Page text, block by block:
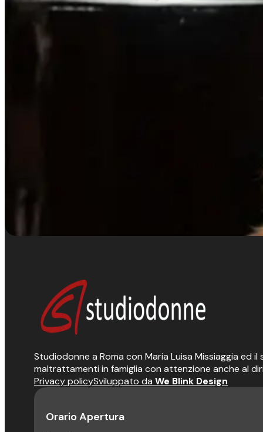
Studiodonne a Roma con Maria Luisa Missiaggia ed
maltrattamenti in famiglia con attenzione anche al
Privacy policySviluppato da We Blink Design
Orario Apertura